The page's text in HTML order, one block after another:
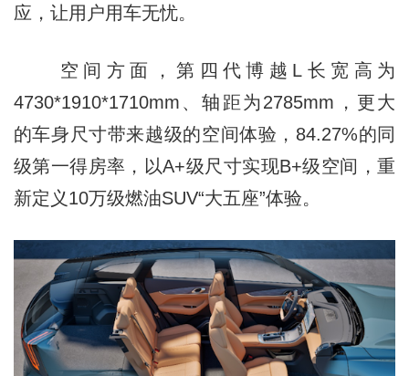
应，让用户用车无忧。
空间方面，第四代博越L长宽高为
4730*1910*1710mm、轴距为2785mm，更大
的车身尺寸带来越级的空间体验，84.27%的同
级第一得房率，以A+级尺寸实现B+级空间，重
新定义10万级燃油SUV“大五座”体验。